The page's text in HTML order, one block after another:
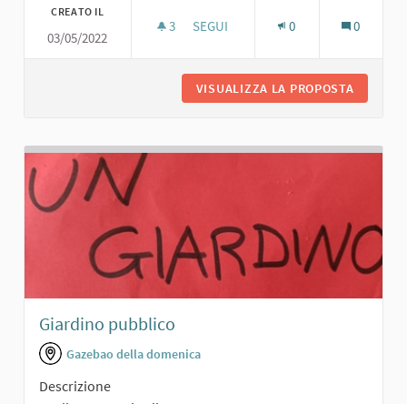
CREATO IL
03/05/2022
3 3 SOSTENITORI
SEGUI 0 0
VISUALIZZA LA PROPOSTA
Giardino pubblico
Gazebao della domenica
Descrizione